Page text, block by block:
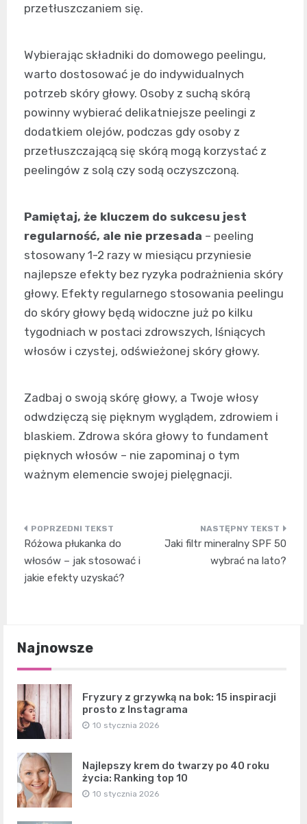
przetłuszczaniem się.
Wybierając składniki do domowego peelingu,
warto dostosować je do indywidualnych
potrzeb skóry głowy. Osoby z suchą skórą
powinny wybierać delikatniejsze peelingi z
dodatkiem olejów, podczas gdy osoby z
przetłuszczającą się skórą mogą korzystać z
peelingów z solą czy sodą oczyszczoną.
Pamiętaj, że kluczem do sukcesu jest
regularność, ale nie przesada – peeling
stosowany 1-2 razy w miesiącu przyniesie
najlepsze efekty bez ryzyka podrażnienia skóry
głowy. Efekty regularnego stosowania peelingu
do skóry głowy będą widoczne już po kilku
tygodniach w postaci zdrowszych, lśniących
włosów i czystej, odświeżonej skóry głowy.
Zadbaj o swoją skórę głowy, a Twoje włosy
odwdzięczą się pięknym wyglądem, zdrowiem i
blaskiem. Zdrowa skóra głowy to fundament
pięknych włosów – nie zapominaj o tym
ważnym elemencie swojej pielęgnacji.
Nawigacja
wpisu
Różowa płukanka do
włosów – jak stosować i
jakie efekty uzyskać?
Jaki filtr mineralny SPF 50
wybrać na lato?
Najnowsze
Fryzury z grzywką na bok: 15 inspiracji
prosto z Instagrama
10 stycznia 2026
Najlepszy krem do twarzy po 40 roku
życia: Ranking top 10
10 stycznia 2026